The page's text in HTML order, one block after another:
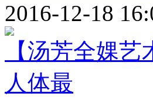
2016-12-18
【汤芳全婐
人体最